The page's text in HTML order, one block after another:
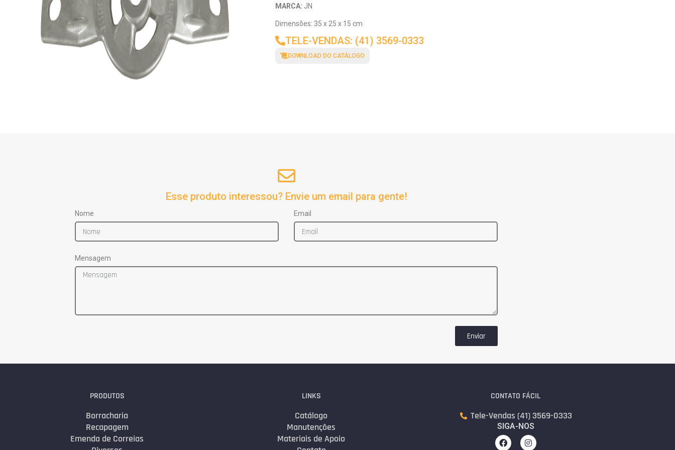
MARCA: JN
Dimensões: 35 x 25 x 15 cm
TELE-VENDAS: (41) 3569-0333
DOWNLOAD DO CATÁLOGO
Esse produto interessou? Envie um email para gente!
Nome Email
Mensagem
Enviar
PRODUTOS
Borracharia
Recapagem
Emenda de Correias
LINKS
Catálogo
Manutenções
Materiais de Apoio
CONTATO FÁCIL
Tele-Vendas (41) 3569-0333
SIGA-NOS